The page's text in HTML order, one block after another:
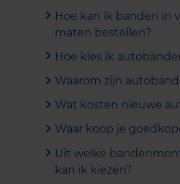
Hoe kan ik banden in
maten bestellen?
Hoe kies ik
Waarom zijn
Wat kosten nieuwe
Waar koop je
Uit welke
kan ik kiezen?